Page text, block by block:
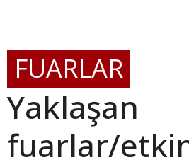
FUARLAR
Yaklaşan
fuarlar/